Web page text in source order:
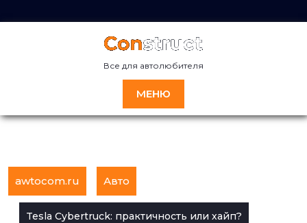
к
Все для автолюбителя
МЕНЮ
awtocom.ru Авто
Tesla Cybertruck: практичность или хайп?